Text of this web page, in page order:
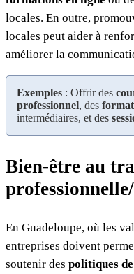
locales. En outre,
locales peut aider à
améliorer la
Exemples : Offrir des
professionnel, des
intermédiaires, et des
Bien-être au
En Guadeloupe, où les
entreprises doivent
soutenir des politiques